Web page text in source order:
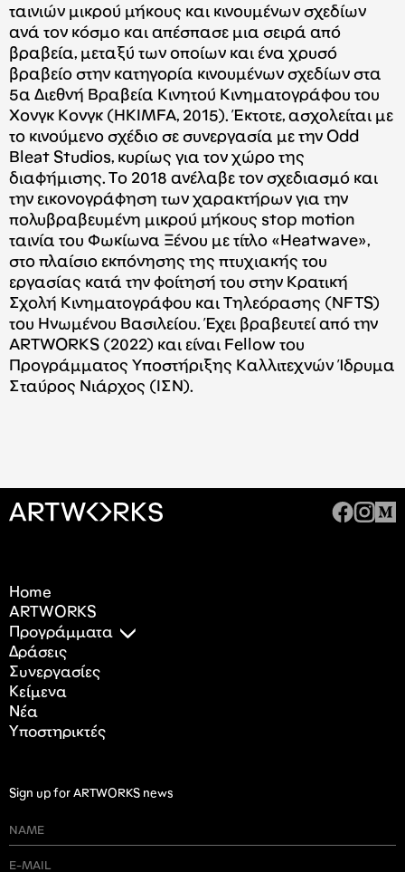
ταινιών μικρού μήκους και κινουμένων σχεδίων
ανά τον κόσμο και απέσπασε μια σειρά από
βραβεία, μεταξύ των οποίων και ένα χρυσό
βραβείο στην κατηγορία κινουμένων σχεδίων στα
5α Διεθνή Βραβεία Κινητού Κινηματογράφου του
Χονγκ Κονγκ (HKIMFA, 2015). Έκτοτε, ασχολείται με
το κινούμενο σχέδιο σε συνεργασία με την Odd
Bleat Studios, κυρίως για τον χώρο της
διαφήμισης. Tο 2018 ανέλαβε τον σχεδιασμό και
την εικονογράφηση των χαρακτήρων για την
πολυβραβευμένη μικρού μήκους stop motion
ταινία του Φωκίωνα Ξένου με τίτλο «Ηeatwave»,
στο πλαίσιο εκπόνησης της πτυχιακής του
εργασίας κατά την φοίτησή του στην Κρατική
Σχολή Κινηματογράφου και Τηλεόρασης (NFTS)
του Ηνωμένου Βασιλείου. Έχει βραβευτεί από την
ARTWORKS (2022) και είναι Fellow του
Προγράμματος Υποστήριξης Καλλιτεχνών Ίδρυμα
Σταύρος Νιάρχος (ΙΣΝ).
Home
ARTWORKS
Προγράμματα
Δράσεις
Συνεργασίες
Κείμενα
Nέα
Υποστηρικτές
Sign up for ARTWORKS news